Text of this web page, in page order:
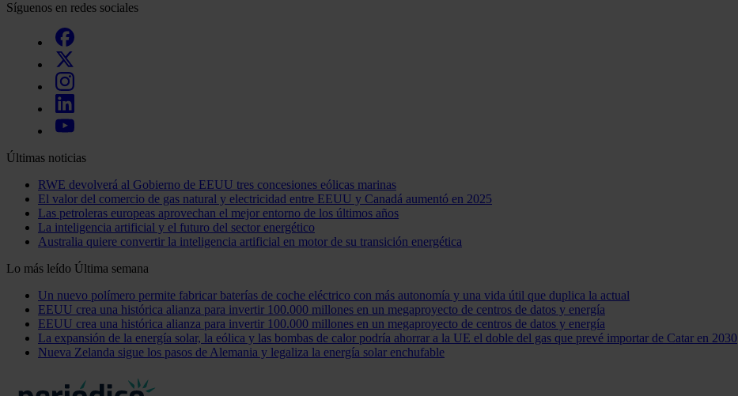
Síguenos en redes sociales
Últimas noticias
RWE devolverá al Gobierno de EEUU tres concesiones eólicas marinas
El valor del comercio de gas natural y electricidad entre EEUU y Canadá aumentó en 2025
Las petroleras europeas aprovechan el mejor entorno de los últimos años
La inteligencia artificial y el futuro del sector energético
Australia quiere convertir la inteligencia artificial en motor de su transición energética
Lo más leído Última semana
Un nuevo polímero permite fabricar baterías de coche eléctrico con más autonomía y una vida útil que duplica la actual
EEUU crea una histórica alianza para invertir 100.000 millones en un megaproyecto de centros de datos y energía
EEUU crea una histórica alianza para invertir 100.000 millones en un megaproyecto de centros de datos y energía
La expansión de la energía solar, la eólica y las bombas de calor podría ahorrar a la UE el doble del gas que prevé importar de Catar en 2030
Nueva Zelanda sigue los pasos de Alemania y legaliza la energía solar enchufable